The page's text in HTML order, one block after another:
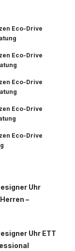
Eco-Drive
Eco-Drive
Eco-Drive
Eco-Drive
Eco-Drive
Uhr
–
Uhr ETT